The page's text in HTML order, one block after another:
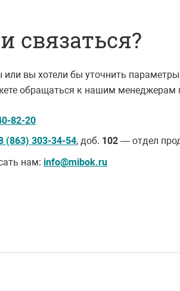
связаться?
или вы хотели бы уточнить
обращаться к нашим менеджерам
82-20
(863) 303-34-54, доб. 102— отдел
нам: info@mibok.ru